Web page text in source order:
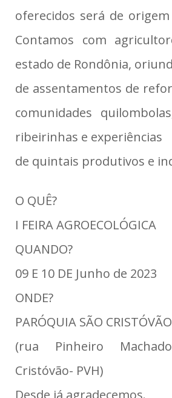
oferecidos será de origem
Contamos com
estado de Rondônia,
de assentamentos de
comunidades
ribeirinhas e experiências
de quintais produtivos e
O QUÊ?
I FEIRA AGROECOLÓGICA
QUANDO?
09 E 10 DE Junho de 2023
ONDE?
PARÓQUIA SÃO
(rua Pinheiro
Cristóvão- PVH)
Desde já agradecemos.